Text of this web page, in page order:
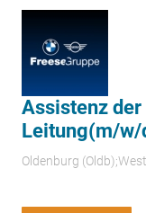
Assistenz
Leitung(m/w/
Oldenburg